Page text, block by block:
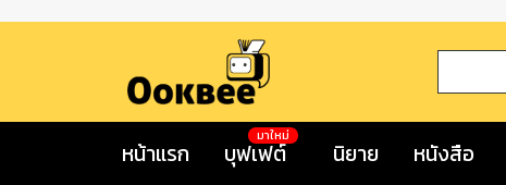
หน้าแรก บุฟเฟต์
มาใหม่
นิยาย หนังสือ